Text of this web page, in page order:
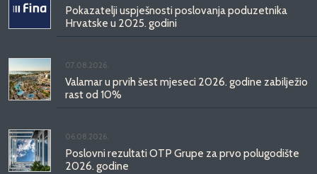
Pokazatelji uspješnosti poslovanja poduzetnika
Hrvatske u 2025. godini
07.08.2026.
Valamar u prvih šest mjeseci 2026. godine zabilježio
rast od 10%
06.08.2026.
Poslovni rezultati OTP Grupe za prvo polugodište
2026. godine